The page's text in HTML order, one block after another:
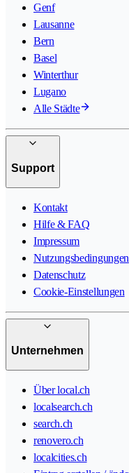
Genf
Lausanne
Bern
Basel
Winterthur
Lugano
Alle Städte
Support
Kontakt
Hilfe & FAQ
Impressum
Nutzungsbedingungen
Datenschutz
Cookie-Einstellungen
Unternehmen
Über local.ch
localsearch.ch
search.ch
renovero.ch
localcities.ch